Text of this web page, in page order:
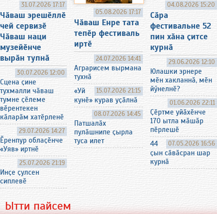
31.07.2026 17:17
Чӑваш эрешӗллӗ
чей сервизӗ
Чӑваш наци
музейӗнче
вырӑн тупнӑ
30.07.2026 12:00
Сцена ҫине
тухмалли чӑваш
тумне ҫӗлеме
вӗрентекен
кӑларӑм хатӗрленӗ
29.07.2026 14:27
Ӗренпур облаҫӗнче
«Уяв» иртнӗ
25.07.2026 21:19
Инҫе ҫулсен
сиплевӗ
05.08.2026 17:17
Чӑваш Енре тата
тепӗр фестиваль
иртӗ
24.07.2026 14:41
Аграрисем вырмана
тухнӑ
15.07.2026 21:15
«Уй
кунӗ» курав уҫӑлнӑ
08.07.2026 14:45
Патшалӑх
пулӑшнипе ҫырла
туса илет
04.08.2026 15:20
Сӑра
фестивальне 52
пин хӑна ҫитсе
курнӑ
29.06.2026 12:10
Юлашки эрнере
мӗн хакланнӑ, мӗн
йӳнелнӗ?
01.06.2026 22:11
Ҫӗртме уйӑхӗнче
170 ытла мӑшӑр
пӗрлешӗ
07.05.2026 16:56
44
ҫын сӑвӑсран шар
курнӑ
Ытти пайсем